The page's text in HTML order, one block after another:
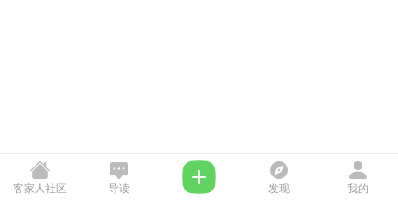
客家人社区 导读 发现 我的